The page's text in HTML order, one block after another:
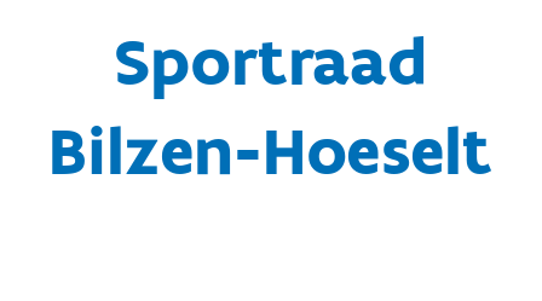
Sportraad
Bilzen-Hoeselt